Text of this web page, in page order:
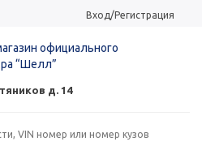
Вход/Регистрация
д. 14